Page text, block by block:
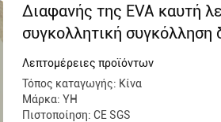
Διαφανής της EVA καυτή
συγκολλητική συγκόλληση
ταινιών ομοιόμορφη
Λεπτομέρειες προϊόντων
Τόπος καταγωγής: Κίνα
Μάρκα: YH
Πιστοποίηση: CE SGS